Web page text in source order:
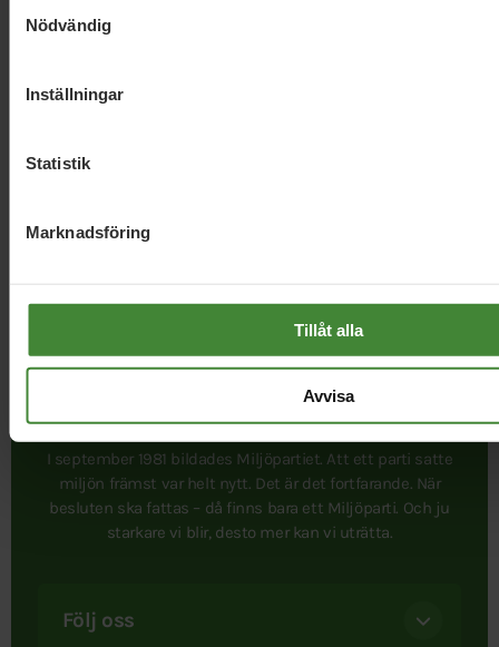
Nödvändig
Inställningar
Statistik
Marknadsföring
Tillåt alla
Avvisa
Dela denna sida och hjälp oss
I september 1981 bildades Miljöpartiet. Att ett parti satte
miljön främst var helt nytt. Det är det fortfarande. När
besluten ska fattas – då finns bara ett Miljöparti. Och ju
starkare vi blir, desto mer kan vi uträtta.
Följ oss